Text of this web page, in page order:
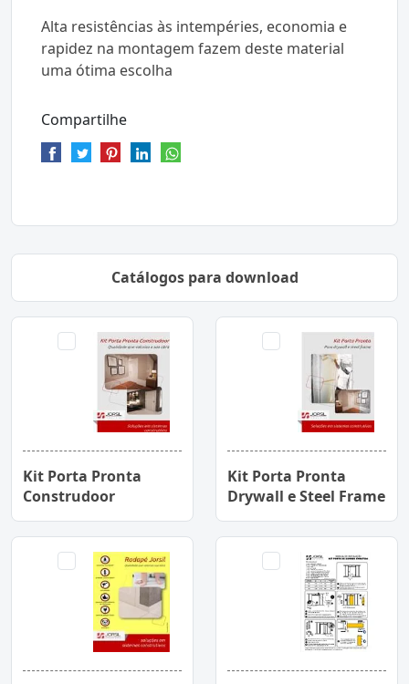
Alta resistências às intempéries, economia e
rapidez na montagem fazem deste material
uma ótima escolha
Compartilhe
Catálogos para download
Kit Porta Pronta
Construdoor
Kit Porta Pronta
Drywall e Steel Frame